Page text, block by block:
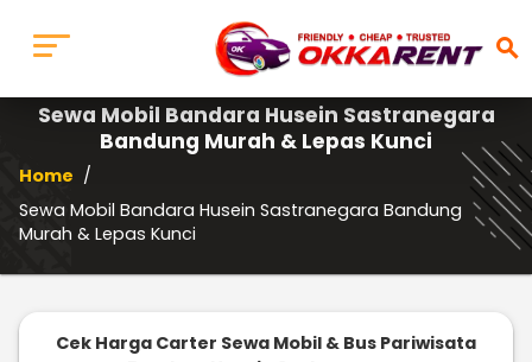
search
Sewa Mobil Bandara Husein Sastranegara
Bandung Murah & Lepas Kunci
Home /
Sewa Mobil Bandara Husein Sastranegara Bandung
Murah & Lepas Kunci
Cek Harga Carter Sewa Mobil & Bus Pariwisata